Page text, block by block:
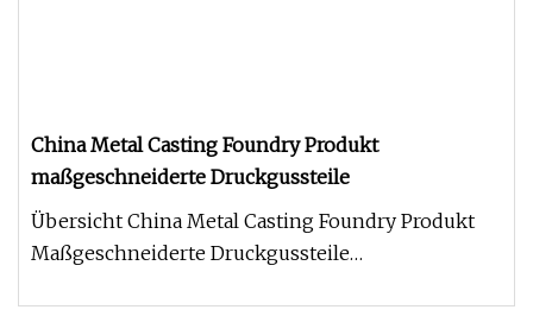
China Metal Casting Foundry Produkt
maßgeschneiderte Druckgussteile
Übersicht China Metal Casting Foundry Produkt
Maßgeschneiderte Druckgussteile